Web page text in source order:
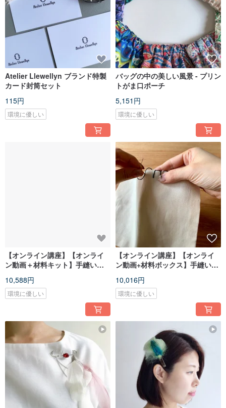
Atelier Llewellyn ブランド特製
カード封筒セット
115円
環境に優しい
バッグの中の美しい風景 - プリン
トがま口ポーチ
5,151円
環境に優しい
【オンライン講座】【オンライ
ン動画＋材料キット】手縫いレ
10,588円
環境に優しい
【オンライン講座】【オンライ
ン動画+材料ボックス】手縫いレ
10,016円
環境に優しい